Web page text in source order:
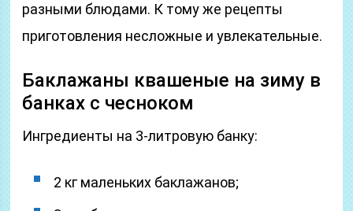
разными блюдами. К тому же рецепты
приготовления несложные и увлекательные.
Баклажаны квашеные на зиму в
банках с чесноком
Ингредиенты на 3-литровую банку:
2 кг маленьких баклажанов;